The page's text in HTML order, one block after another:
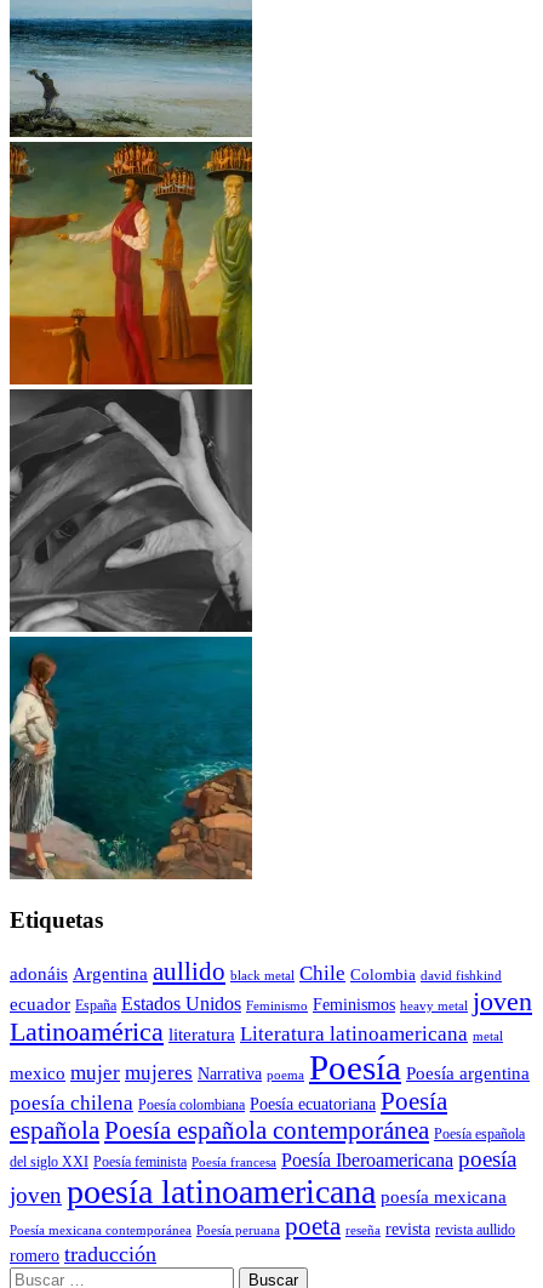
Etiquetas
adonáis Argentina aullido black metal Chile Colombia david fishkind
ecuador España Estados Unidos Feminismo Feminismos heavy metal joven
Latinoamérica literatura Literatura latinoamericana metal
mexico mujer mujeres Narrativa poema Poesía Poesía argentina
poesía chilena Poesía colombiana Poesía ecuatoriana Poesía
española Poesía española contemporánea Poesía española
del siglo XXI Poesía feminista Poesía francesa Poesía Iberoamericana poesía
joven poesía latinoamericana poesía mexicana
Poesía mexicana contemporánea Poesía peruana poeta reseña revista revista aullido
romero traducción
Buscar: